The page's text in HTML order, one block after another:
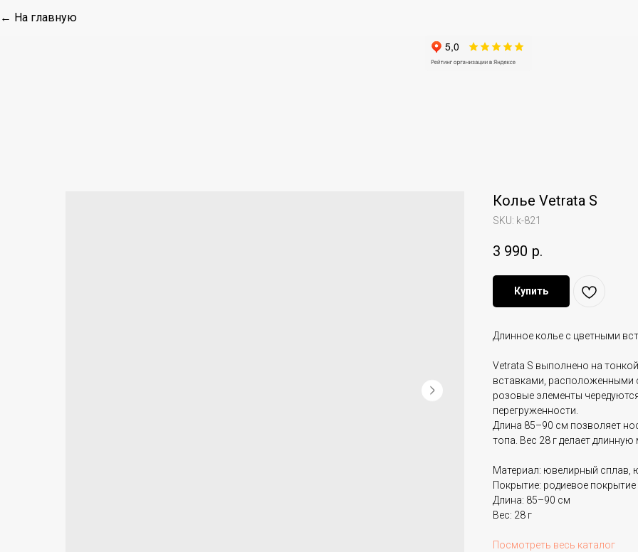
← На главную
Колье Vetrata S
SKU: k-821
3 990 р.
Купить
Длинное колье с цветными
Vetrata S выполнено на
вставками, расположенными
розовые элементы
перегруженности.
Длина 85–90 см позволяет
топа. Вес 28 г делает
Материал: ювелирный сплав,
Покрытие: родиевое покрытие
Длина: 85–90 см
Вес: 28 г
Посмотреть весь каталог